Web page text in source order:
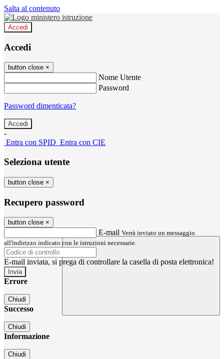
Salta al contenuto
Accedi
Accedi
button close ×
Nome Utente
Password
Password dimenticata?
-
Entra con SPID Entra con CIE
Seleziona utente
button close ×
Recupero password
button close ×
E-mail Verrà inviato un messaggio
all'indirizzo indicato con le istruzioni necessarie.
E-mail inviata, si prega di controllare la casella di posta elettronica!
Errore
Chiudi
Successo
Chiudi
Informazione
Chiudi